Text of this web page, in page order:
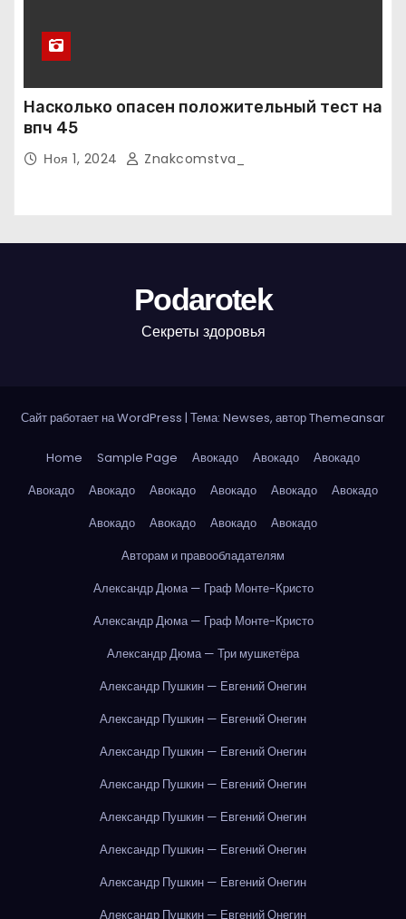
Насколько опасен положительный тест на
впч 45
Ноя 1, 2024 Znakcomstva_
Podarotek
Секреты здоровья
Сайт работает на WordPress | Тема: Newses, авторThemeansar
Home Sample Page Авокадо Авокадо
Авокадо
Авокадо
Авокадо Авокадо Авокадо Авокадо
Авокадо
Авокадо
Авокадо Авокадо
Авокадо
Авторам и правообладателям
Александр Дюма — Граф Монте-Кристо
Александр Дюма — Граф Монте-Кристо
Александр Дюма — Три мушкетёра
Александр Пушкин — Евгений Онегин
Александр Пушкин — Евгений Онегин
Александр Пушкин — Евгений Онегин
Александр Пушкин — Евгений Онегин
Александр Пушкин — Евгений Онегин
Александр Пушкин — Евгений Онегин
Александр Пушкин — Евгений Онегин
Александр Пушкин — Евгений Онегин